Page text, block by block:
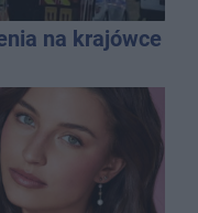
na krajówce